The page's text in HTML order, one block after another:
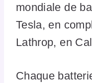
mondiale de
Tesla, en
Lathrop, en
Chaque